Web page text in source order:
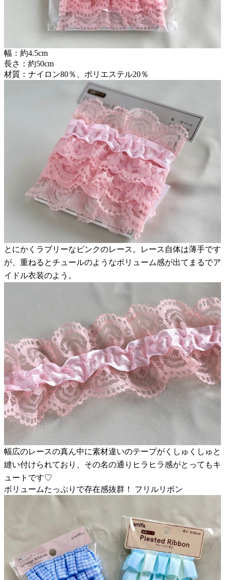
幅：約4.5cm
長さ：約50cm
材質：ナイロン80％、ポリエステル20％
とにかくラブリーなピンクのレース。レース自体は薄手です
が、重ねるとチュールのようなボリューム感が出てまるでア
イドル衣装のよう。
幅広のレースの真ん中に素材違いのテープがくしゅくしゅと
縫い付けられており、その名の通りヒラヒラ感がとってもキ
ュートです♡
ボリュームたっぷりで存在感抜群！ フリルリボン